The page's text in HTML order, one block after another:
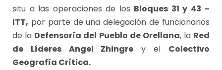
situ a las operaciones de los Bloques 31 y 43 –
ITT, por parte de una delegación de funcionarios
de la Defensoría del Pueblo de Orellana, la Red
de Líderes Angel Zhingre y el Colectivo
Geografía Crítica.